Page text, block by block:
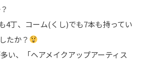
4丁、コーム(くし)でも7本も持ってい
たか？
い、「ヘアメイクアップアーティス